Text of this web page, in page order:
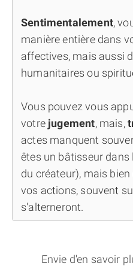
Sentimentalement,
manière entière dans
affectives, mais aussi
humanitaires ou
Vous pouvez vous
votre jugement, mais,
actes manquent
êtes un bâtisseur dans
du créateur), mais
vos actions, souvent
s'alterneront.
Envie d'en savoir